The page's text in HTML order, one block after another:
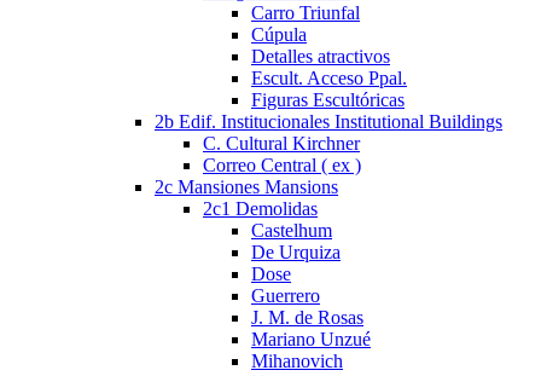
Carro Triunfal
Cúpula
Detalles atractivos
Escult. Acceso Ppal.
Figuras Escultóricas
2b Edif. Institucionales Institutional Buildings
C. Cultural Kirchner
Correo Central ( ex )
2c Mansiones Mansions
2c1 Demolidas
Castelhum
De Urquiza
Dose
Guerrero
J. M. de Rosas
Mariano Unzué
Mihanovich